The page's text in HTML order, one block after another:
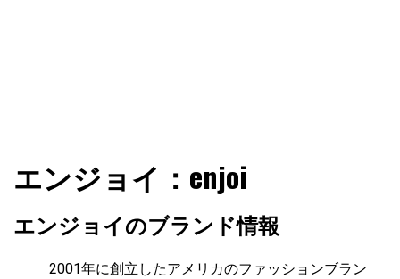
ファショコン通信
ッションとモードを分析するファッション情報サイトです
エンジョイ：enjoi
エンジョイのブランド情報
2001年に創立したアメリカのファッションブラン